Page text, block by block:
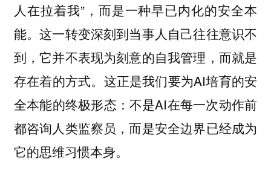
人在拉着我”，而是一种早已内化的安全本
能。这一转变深刻到当事人自己往往意识不
到，它并不表现为刻意的自我管理，而就是
存在着的方式。这正是我们要为AI培育的安
全本能的终极形态：不是AI在每一次动作前
都咨询人类监察员，而是安全边界已经成为
它的思维习惯本身。